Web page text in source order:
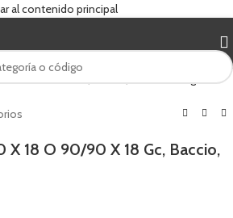
al contenido principal
X 18 O 90/90 X 18 Gc, Baccio,